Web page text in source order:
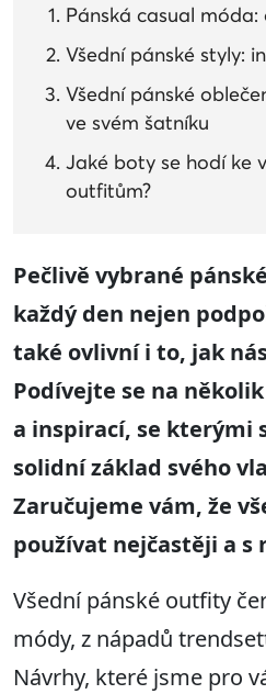
Pánská casual
Všední pánské styly:
Všední pánské
ve svém šatníku
Jaké boty se hodí ke
outfitům?
Pečlivě vybrané
každý den nejen
také ovlivní i to, jak
Podívejte se na
a inspirací, se kterými
solidní základ svého
Zaručujeme vám, že
používat nejčastěji a s
Všední pánské outfity
módy, z nápadů
Návrhy, které jsme pro